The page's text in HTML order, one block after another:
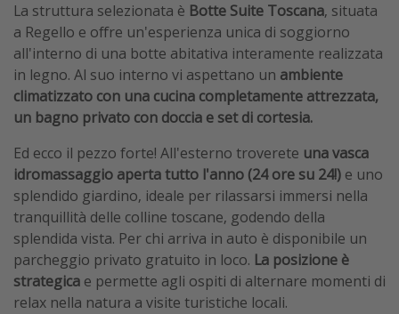
La struttura selezionata è Botte Suite Toscana, situata
a Regello e offre un'esperienza unica di soggiorno
all'interno di una botte abitativa interamente realizzata
in legno. Al suo interno vi aspettano un ambiente
climatizzato con una cucina completamente attrezzata,
un bagno privato con doccia e set di cortesia.
Ed ecco il pezzo forte! All'esterno troverete una vasca
idromassaggio aperta tutto l'anno (24 ore su 24!) e uno
splendido giardino, ideale per rilassarsi immersi nella
tranquillità delle colline toscane, godendo della
splendida vista. Per chi arriva in auto è disponibile un
parcheggio privato gratuito in loco. La posizione è
strategica e permette agli ospiti di alternare momenti di
relax nella natura a visite turistiche locali.